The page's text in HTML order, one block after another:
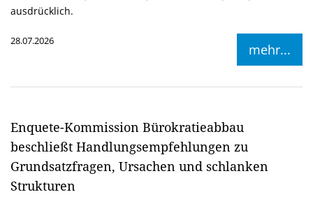
ausdrücklich.
28.07.2026
mehr...
Enquete-Kommission Bürokratieabbau
beschließt Handlungsempfehlungen zu
Grundsatzfragen, Ursachen und schlanken
Strukturen